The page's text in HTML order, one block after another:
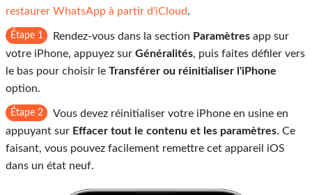
restaurer WhatsApp à partir d'iCloud.
Étape 1 Rendez-vous dans la section Paramètres app sur
votre iPhone, appuyez sur Généralités, puis faites défiler vers
le bas pour choisir le Transférer ou réinitialiser l'iPhone
option.
Étape 2
Vous devez réinitialiser votre iPhone en usine en
appuyant sur Effacer tout le contenu et les paramètres. Ce
faisant, vous pouvez facilement remettre cet appareil iOS
dans un état neuf.